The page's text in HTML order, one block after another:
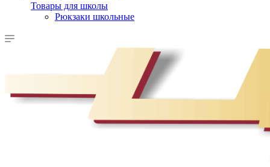
Товары для школы
Рюкзаки школьные